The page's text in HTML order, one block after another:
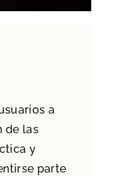
a
de las
y
parte